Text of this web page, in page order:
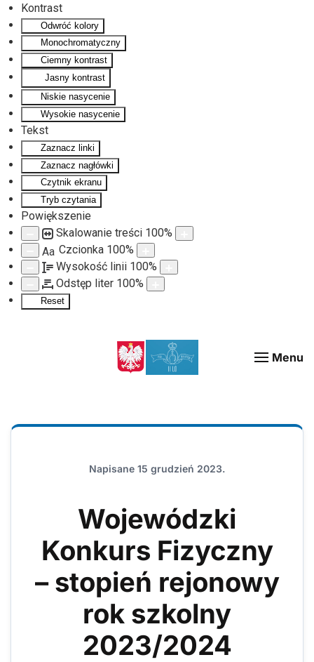
Kontrast
Odwróć kolory
Monochromatyczny
Ciemny kontrast
Jasny kontrast
Niskie nasycenie
Wysokie nasycenie
Tekst
Zaznacz linki
Zaznacz nagłówki
Czytnik ekranu
Tryb czytania
Powiększenie
Skalowanie treści 100%
Aa Czcionka 100%
Wysokość linii 100%
Odstęp liter 100%
Reset
Menu
Napisane 15 grudzień 2023.
Wojewódzki
Konkurs Fizyczny
– stopień rejonowy
rok szkolny
2023/2024